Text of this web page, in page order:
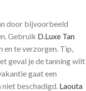
door bijvoorbeeld
Gebruik D.Luxe Tan
en te verzorgen. Tip,
geval je de tanning wilt
gaat een
niet beschadigd. Laouta